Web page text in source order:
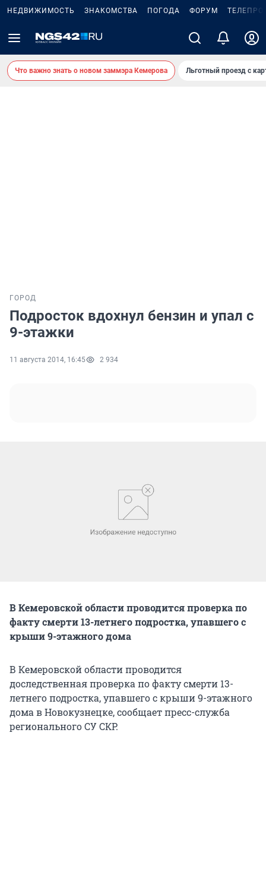
НЕДВИЖИМОСТЬ ЗНАКОМСТВА ПОГОДА ФОРУМ
Что важно знать о новом заммэра Кемерова Льготный проезд с
ГОРОД
Подросток вдохнул бензин и упал с
9-этажки
11 августа 2014, 16:45 2 934
В Кемеровской области проводится проверка по
факту смерти 13-летнего подростка, упавшего с
крыши 9-этажного дома
В Кемеровской области проводится
доследственная проверка по факту смерти 13-
летнего подростка, упавшего с крыши 9-этажного
дома в Новокузнецке, сообщает пресс-служба
регионального СУ СКР.